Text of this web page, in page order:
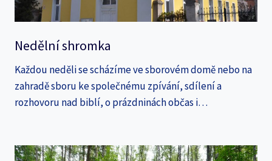
Nedělní shromka
Každou neděli se scházíme ve sborovém domě nebo na
zahradě sboru ke společnému zpívání, sdílení a
rozhovoru nad biblí, o prázdninách občas i…